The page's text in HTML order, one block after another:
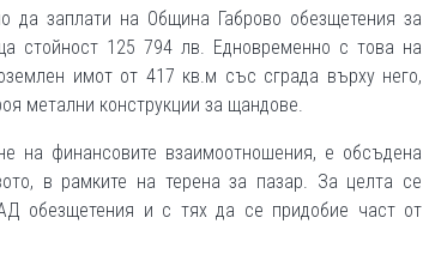
да заплати на Община Габрово обезщетения за
стойност 125 794 лв. Едновременно с това на
имот от 417 кв.м със сграда върху него,
метални конструкции за щандове.
на финансовите взаимоотношения, е обсъдена
в рамките на терена за пазар. За целта се
обезщетения и с тях да се придобие част от